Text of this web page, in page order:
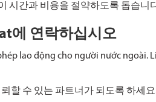
시간과 비용을 절약하도록 돕습니
에 연락하십시오
lao động cho người nước ngoài.
할 수 있는 파트너가 되도록 하세